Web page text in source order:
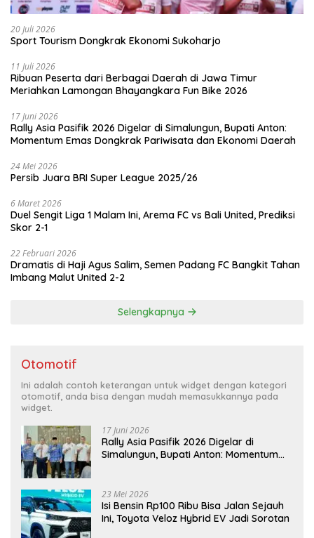
20 Juli 2026
Sport Tourism Dongkrak Ekonomi Sukoharjo
11 Juli 2026
Ribuan Peserta dari Berbagai Daerah di Jawa Timur
Meriahkan Lamongan Bhayangkara Fun Bike 2026
17 Juni 2026
Rally Asia Pasifik 2026 Digelar di Simalungun, Bupati Anton:
Momentum Emas Dongkrak Pariwisata dan Ekonomi Daerah
24 Mei 2026
Persib Juara BRI Super League 2025/26
6 Maret 2026
Duel Sengit Liga 1 Malam Ini, Arema FC vs Bali United, Prediksi
Skor 2-1
22 Februari 2026
Dramatis di Haji Agus Salim, Semen Padang FC Bangkit Tahan
Imbang Malut United 2-2
Selengkapnya
Otomotif
Ini adalah contoh keterangan untuk widget dengan kategori
otomotif, anda bisa dengan mudah memasukkannya pada
widget.
17 Juni 2026
Rally Asia Pasifik 2026 Digelar di
Simalungun, Bupati Anton: Momentum
23 Mei 2026
Isi Bensin Rp100 Ribu Bisa Jalan Sejauh
Ini, Toyota Veloz Hybrid EV Jadi Sorotan